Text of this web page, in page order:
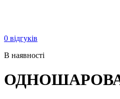
0 відгуків
В наявності